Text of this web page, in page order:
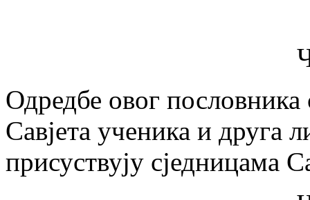
Одредбе овог пословника
Савјета ученика и друга
присуствују сједницама